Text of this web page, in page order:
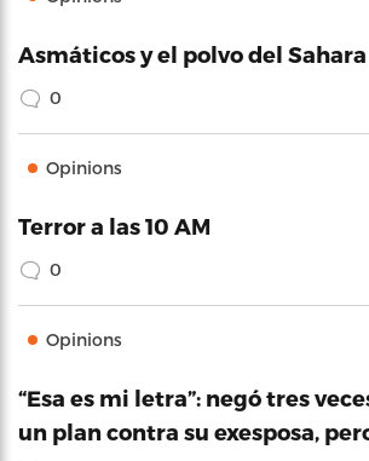
Asmáticos y el polvo del Sahara
0
Opinions
Terror a las 10 AM
0
Opinions
“Esa es mi letra”: negó tres
un plan contra su exesposa,